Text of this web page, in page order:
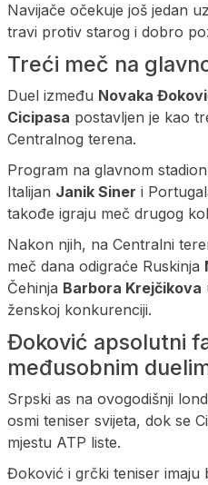
Navijače očekuje još jedan
travi protiv starog i dobro
Treći meč na
Duel između Novaka
Cicipasa postavljen je kao
Centralnog terena.
Program na glavnom
Italijan Janik Siner i
takođe igraju meč drugog
Nakon njih, na Centralni
meč dana odigraće Ruskinja
Čehinja Barbora Krejčikova
ženskoj konkurenciji.
Đoković apsolutni
međusobnim
Srpski as na ovogodišnji
osmi teniser svijeta, dok se
mjestu ATP liste.
Đoković i grčki teniser imaju